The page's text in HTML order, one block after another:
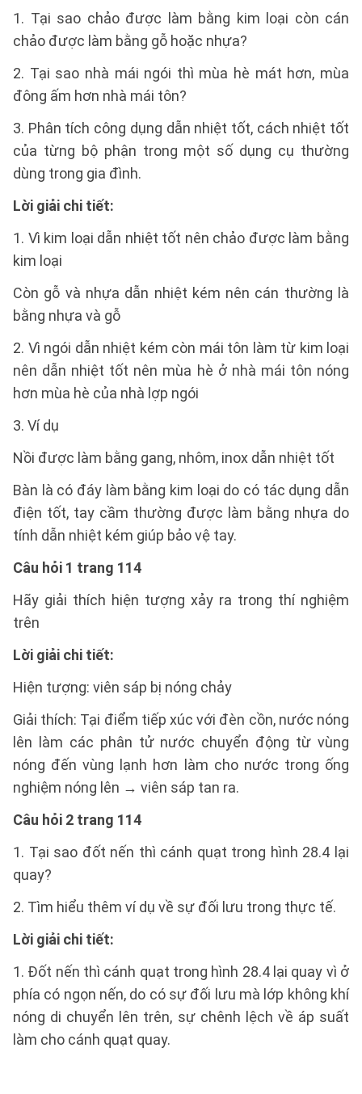
1. Tại sao chảo được làm bằng kim loại còn cán
chảo được làm bằng gỗ hoặc nhựa?
2. Tại sao nhà mái ngói thì mùa hè mát hơn, mùa
đông ấm hơn nhà mái tôn?
3. Phân tích công dụng dẫn nhiệt tốt, cách nhiệt tốt
của từng bộ phận trong một số dụng cụ thường
dùng trong gia đình.
Lời giải chi tiết:
1. Vì kim loại dẫn nhiệt tốt nên chảo được làm bằng
kim loại
Còn gỗ và nhựa dẫn nhiệt kém nên cán thường là
bằng nhựa và gỗ
2. Vì ngói dẫn nhiệt kém còn mái tôn làm từ kim loại
nên dẫn nhiệt tốt nên mùa hè ở nhà mái tôn nóng
hơn mùa hè của nhà lợp ngói
3. Ví dụ
Nồi được làm bằng gang, nhôm, inox dẫn nhiệt tốt
Bàn là có đáy làm bằng kim loại do có tác dụng dẫn
điện tốt, tay cầm thường được làm bằng nhựa do
tính dẫn nhiệt kém giúp bảo vệ tay.
Câu hỏi 1 trang 114
Hãy giải thích hiện tượng xảy ra trong thí nghiệm
trên
Lời giải chi tiết:
Hiện tượng: viên sáp bị nóng chảy
Giải thích: Tại điểm tiếp xúc với đèn cồn, nước nóng
lên làm các phân tử nước chuyển động từ vùng
nóng đến vùng lạnh hơn làm cho nước trong ống
nghiệm nóng lên → viên sáp tan ra.
Câu hỏi 2 trang 114
1. Tại sao đốt nến thì cánh quạt trong hình 28.4 lại
quay?
2. Tìm hiểu thêm ví dụ về sự đối lưu trong thực tế.
Lời giải chi tiết:
1. Đốt nến thì cánh quạt trong hình 28.4 lại quay vì ở
phía có ngọn nến, do có sự đối lưu mà lớp không khí
nóng di chuyển lên trên, sự chênh lệch về áp suất
làm cho cánh quạt quay.